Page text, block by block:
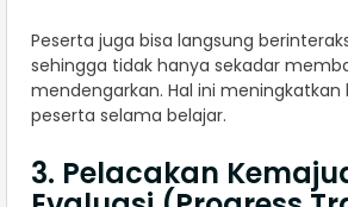
Peserta juga bisa langsung
sehingga tidak hanya sekadar
mendengarkan. Hal ini
peserta selama belajar.
3. Pelacakan